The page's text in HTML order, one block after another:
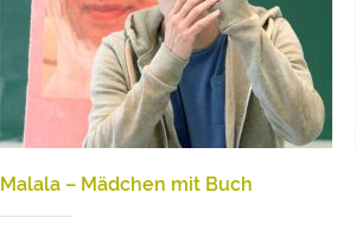
Malala – Mädchen mit Buch